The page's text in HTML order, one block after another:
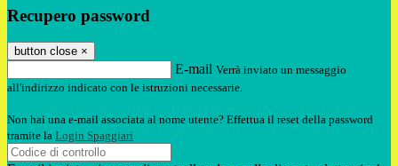
Recupero password
button close ×
E-mail Verrà inviato un messaggio
all'indirizzo indicato con le istruzioni necessarie.
Non hai una e-mail associata al nome utente? Effettua il reset della password
tramite la Login Spaggiari